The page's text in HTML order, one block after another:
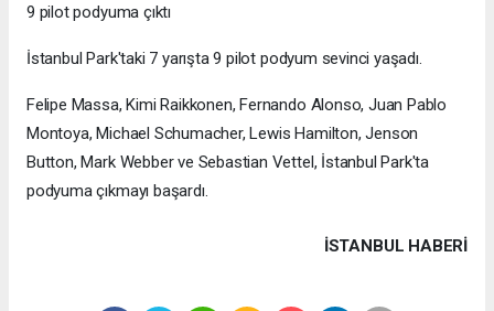
9 pilot podyuma çıktı
İstanbul Park'taki 7 yarışta 9 pilot podyum sevinci yaşadı.
Felipe Massa, Kimi Raikkonen, Fernando Alonso, Juan Pablo
Montoya, Michael Schumacher, Lewis Hamilton, Jenson
Button, Mark Webber ve Sebastian Vettel, İstanbul Park'ta
podyuma çıkmayı başardı.
İSTANBUL HABERİ